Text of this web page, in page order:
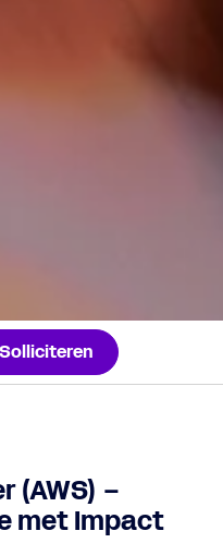
Solliciteren
(AWS) –
met Impact